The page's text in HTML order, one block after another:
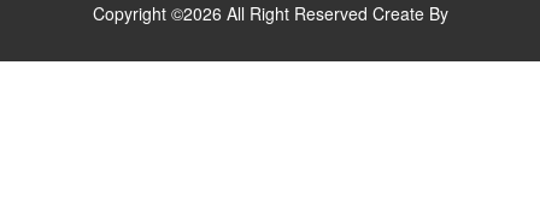
Copyright ©2026 All Right Reserved Create By